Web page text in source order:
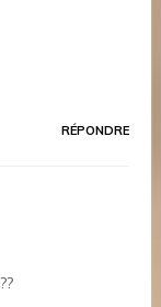
RÉPONDRE